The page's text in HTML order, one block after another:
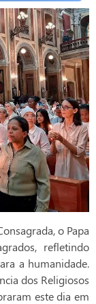
o Papa
refletindo
a humanidade.
dos Religiosos
este dia em